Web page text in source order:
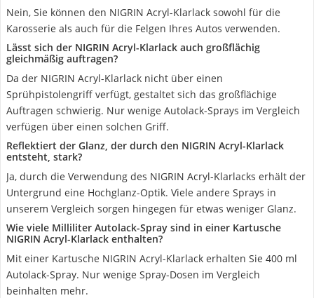
Nein, Sie können den NIGRIN Acryl-Klarlack sowohl für die
Karosserie als auch für die Felgen Ihres Autos verwenden.
Lässt sich der NIGRIN Acryl-Klarlack auch großflächig
gleichmäßig auftragen?
Da der NIGRIN Acryl-Klarlack nicht über einen
Sprühpistolengriff verfügt, gestaltet sich das großflächige
Auftragen schwierig. Nur wenige Autolack-Sprays im Vergleich
verfügen über einen solchen Griff.
Reflektiert der Glanz, der durch den NIGRIN Acryl-Klarlack
entsteht, stark?
Ja, durch die Verwendung des NIGRIN Acryl-Klarlacks erhält der
Untergrund eine Hochglanz-Optik. Viele andere Sprays in
unserem Vergleich sorgen hingegen für etwas weniger Glanz.
Wie viele Milliliter Autolack-Spray sind in einer Kartusche
NIGRIN Acryl-Klarlack enthalten?
Mit einer Kartusche NIGRIN Acryl-Klarlack erhalten Sie 400 ml
Autolack-Spray. Nur wenige Spray-Dosen im Vergleich
beinhalten mehr.